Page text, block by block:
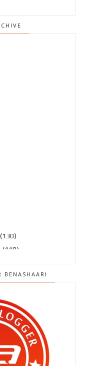
(130)
(119)
(121)
aku , lagi !
hidung !
!
BENASHAARI